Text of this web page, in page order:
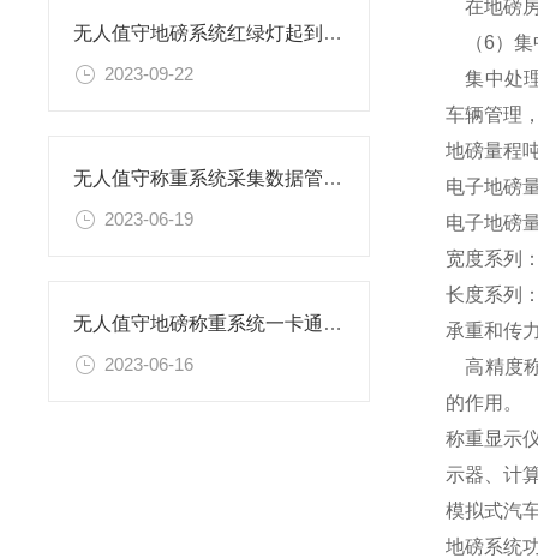
无人值守地磅系统红绿灯起到什么作用
2023-09-22
无人值守称重系统采集数据管理防控作假提高过磅效率
2023-06-19
无人值守地磅称重系统一卡通流程
2023-06-16
在地磅
（6）集
集中处
车辆管理
地磅量程
电子地磅
电子地磅
宽度系列
长度系列
承重和传
高精度
的作用。
称重显示
示器、计
模拟式汽
地磅系统